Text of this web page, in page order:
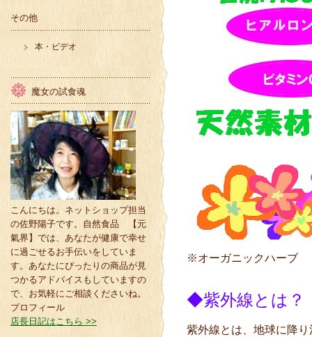
※オーガニックハーブ
◆紫外線とは？
紫外線とは、地球に降り
その他
本・ビデオ
魔女の試食魂
こんにちは。ネットショップ担当
の佐野陽子です。自然食品 【元
氣界】では、あなたが健康で幸せ
に過ごせるお手伝いをしていま
す。あなたにぴったりの商品が見
つかるアドバイスもしていますの
で、お気軽にご相談くださいね。
プロフィール
店長日記はこちら >>